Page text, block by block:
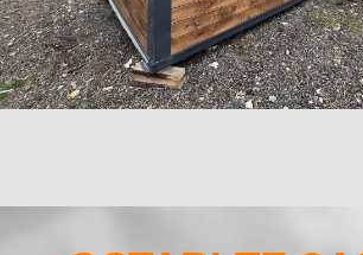
Телефон:
+7 (995) 506-65-05
+7 (926) 888-50-50
Email: